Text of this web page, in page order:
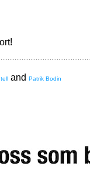
and Patrik Bodin